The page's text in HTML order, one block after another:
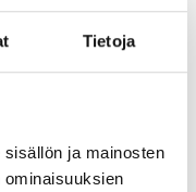
Tietoja
ja mainosten